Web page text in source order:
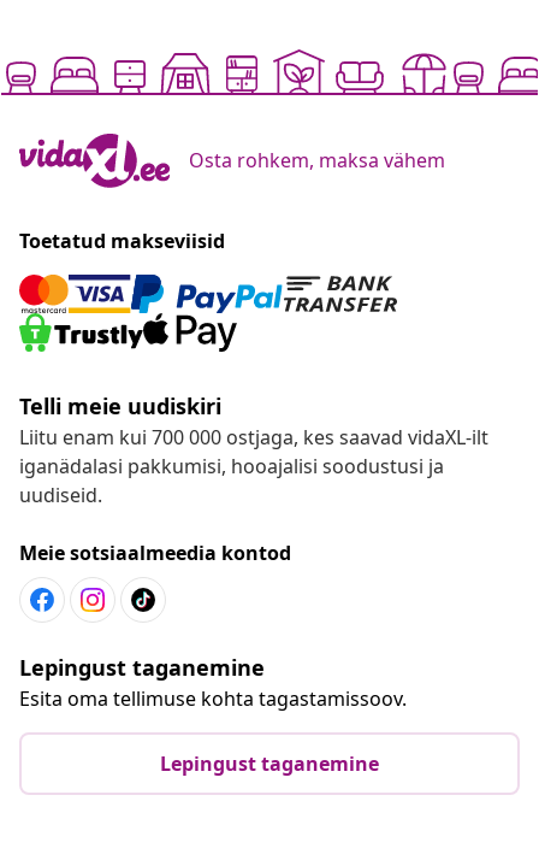
Osta rohkem, maksa vähem
Toetatud makseviisid
Telli meie uudiskiri
Liitu enam kui 700 000 ostjaga, kes saavad vidaXL-ilt
iganädalasi pakkumisi, hooajalisi soodustusi ja
uudiseid.
Meie sotsiaalmeedia kontod
Lepingust taganemine
Esita oma tellimuse kohta tagastamissoov.
Lepingust taganemine